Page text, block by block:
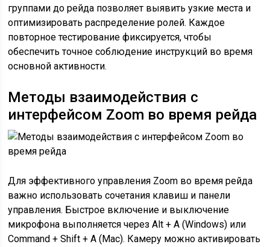
группами до рейда позволяет выявить узкие места и
оптимизировать распределение ролей. Каждое
повторное тестирование фиксируется, чтобы
обеспечить точное соблюдение инструкций во время
основной активности.
Методы взаимодействия с
интерфейсом Zoom во время рейда
Для эффективного управления Zoom во время рейда
важно использовать сочетания клавиш и панели
управления. Быстрое включение и выключение
микрофона выполняется через Alt + A (Windows) или
Command + Shift + A (Mac). Камеру можно активировать